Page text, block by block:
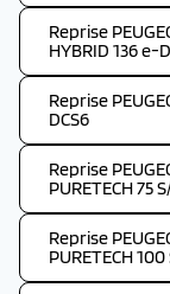
Reprise
HYBRID 136 e-
Reprise
DCS6
Reprise
PURETECH 75
Reprise
PURETECH